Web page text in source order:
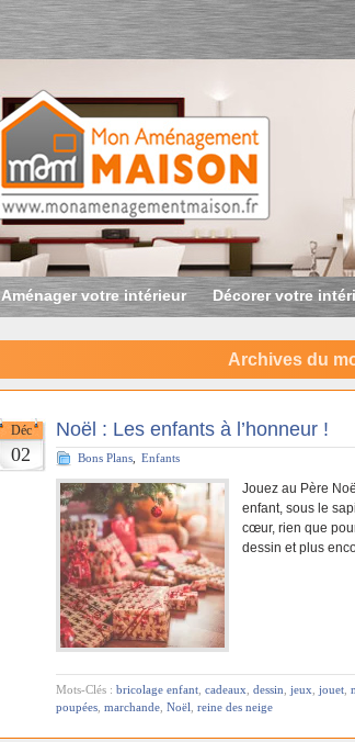
Aménager votre intérieur Décorer votre
Archives du
Déc
02
Noël : Les enfants à l’honneur !
Bons Plans Enfants
Jouez au Père
enfant, sous le
cœur, rien que
dessin et plus
Mots-Clés : bricolage enfant cadeaux dessin jeux jouet
poupées marchande Noël reine des neige